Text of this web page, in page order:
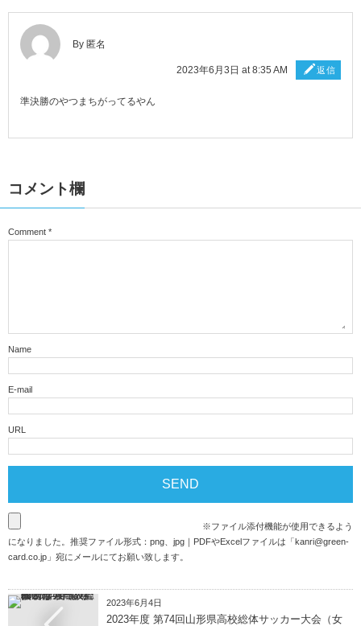
By 匿名
2023年6月3日 at 8:35 AM 返信
準決勝のやつまちがってるやん
コメント欄
Comment *
Name
E-mail
URL
※ファイル添付機能が使用できるよう
になりました。推奨ファイル形式：png、jpg｜PDFやExcelファイルは「kanri@green-
card.co.jp 」宛にメールにてお願い致します。
2023年6月4日
2023年度 第74回山形県高校総体サッカー大会（女